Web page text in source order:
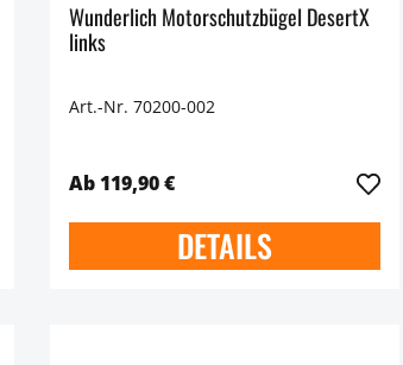
Wunderlich Motorschutzbügel DesertX
links
Art.-Nr. 70200-002
Ab 119,90 €
DETAILS